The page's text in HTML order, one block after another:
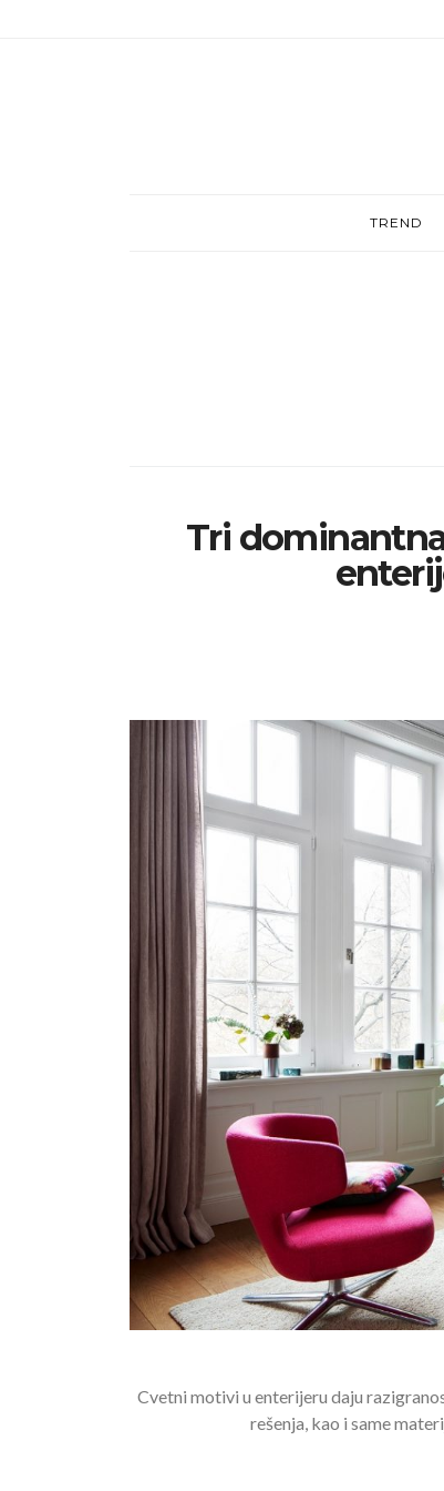
TREND
Tri
Cvetni motivi u enterijeru daju
rešenja, kao i same